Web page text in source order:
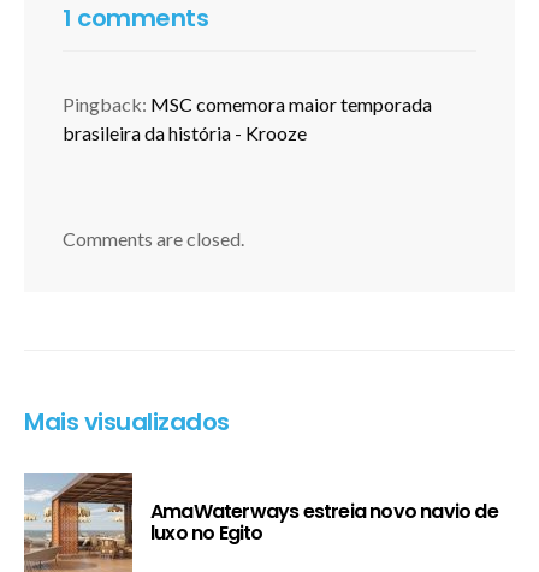
1 comments
Pingback: MSC comemora maior temporada
brasileira da história - Krooze
Comments are closed.
Mais visualizados
AmaWaterways estreia novo navio de
luxo no Egito